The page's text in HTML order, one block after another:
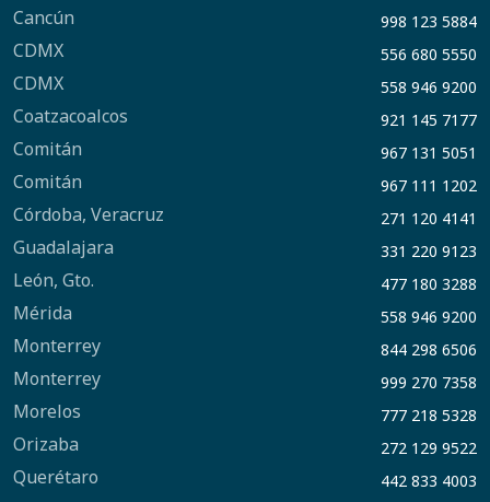
Cancún 998 123 5884
CDMX 556 680 5550
CDMX 558 946 9200
Coatzacoalcos 921 145 7177
Comitán 967 131 5051
Comitán 967 111 1202
Córdoba, Veracruz 271 120 4141
Guadalajara 331 220 9123
León, Gto. 477 180 3288
Mérida 558 946 9200
Monterrey 844 298 6506
Monterrey 999 270 7358
Morelos 777 218 5328
Orizaba 272 129 9522
Querétaro 442 833 4003